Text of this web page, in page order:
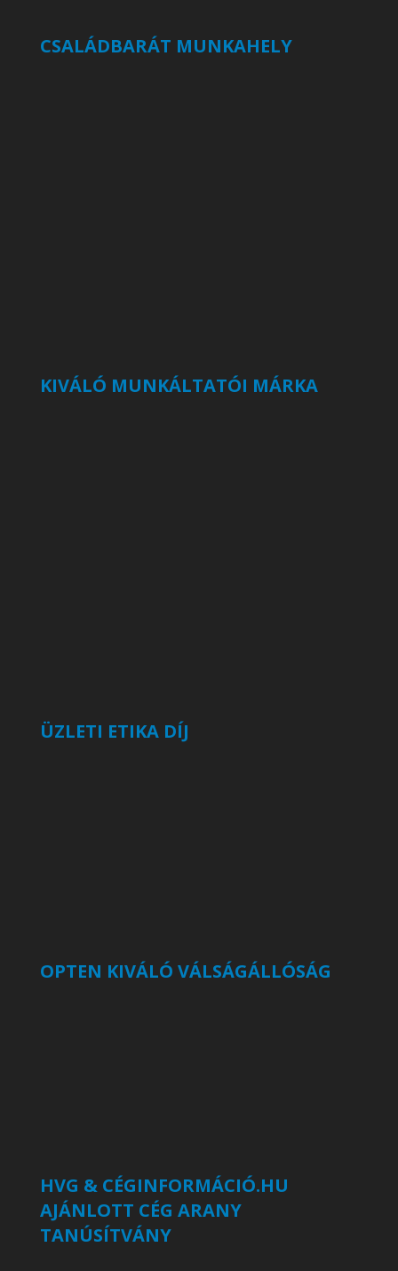
CSALÁDBARÁT MUNKAHELY
KIVÁLÓ MUNKÁLTATÓI MÁRKA
ÜZLETI ETIKA DÍJ
OPTEN KIVÁLÓ VÁLSÁGÁLLÓSÁG
HVG & CÉGINFORMÁCIÓ.HU
AJÁNLOTT CÉG ARANY
TANÚSÍTVÁNY